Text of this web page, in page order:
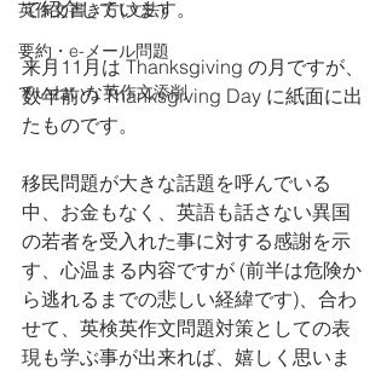
英作文書き方(文法)
要約・e-メール問題
ていねいな英作文添削
て紹介しています。
来月11月は Thanksgiving の月ですが、
数年前の Thanksgiving Day に紙面に出
たものです。
移民問題が大きな話題を呼んでいる
中、お金もなく、英語も話さない異国
の若者を受入れた事に対する感謝を示
す、心温まる内容ですが (前半は危険か
ら逃れるまでの悲しい経緯です)、合わ
せて、英検英作文問題対策としての表
現も学ぶ事が出来れば、嬉しく思いま